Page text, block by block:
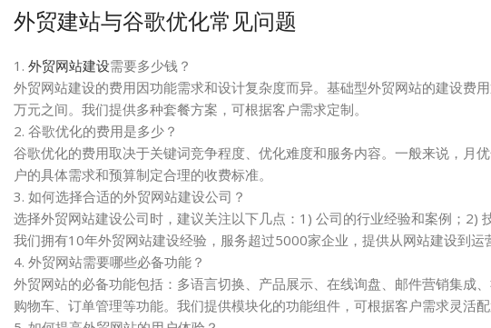
外贸建站与谷歌优化常见问题
1. 外贸网站建设需要多少钱？
外贸网站建设的费用因功能需求和设计复杂度而异。基础型外贸网站的建设
万元之间。我们提供多种套餐方案，可根据客户需求定制。
2. 谷歌优化的费用是多少？
谷歌优化的费用取决于关键词竞争程度、优化难度和服务内容。一般来说，
户的具体需求和预算制定合理的收费标准。
3. 如何选择合适的外贸网站建设公司？
选择外贸网站建设公司时，建议关注以下几点：1) 公司的行业经验和案例；2)
我们拥有10年外贸网站建设经验，服务超过5000家企业，提供从网站建设到运
4. 外贸网站需要哪些必备功能？
外贸网站的必备功能包括：多语言切换、产品展示、在线询盘、邮件营销集成
购物车、订单管理等功能。我们提供模块化的功能组件，可根据客户需求灵活配